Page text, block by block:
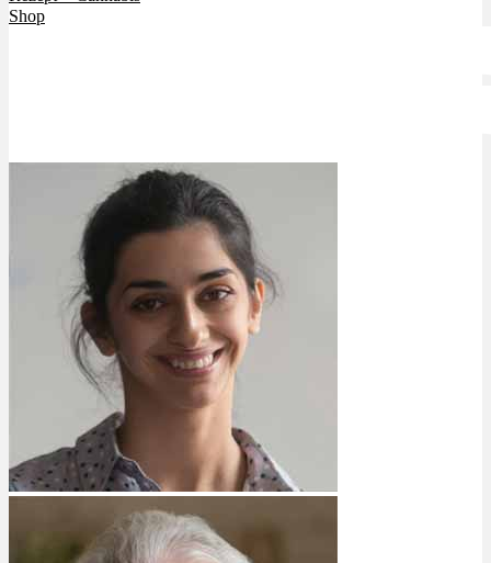
Studien
Bewertungen
News
App
Newsletter
Services
Shop